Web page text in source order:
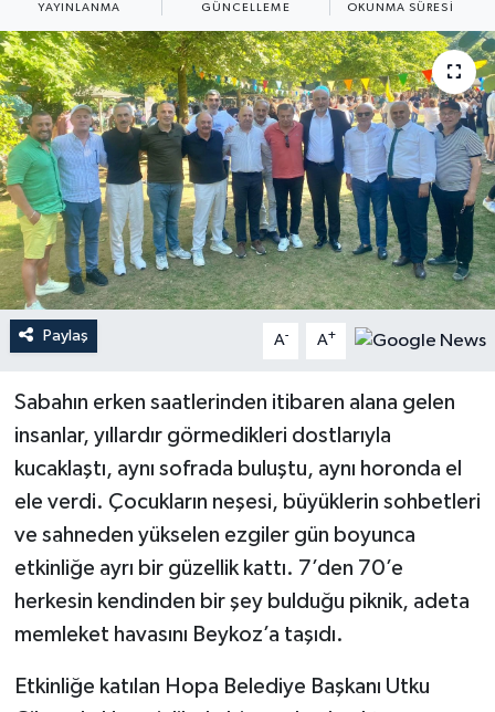
YAYINLANMA GÜNCELLEME OKUNMA SÜRESI
Paylaş A- A+
Sabahın erken saatlerinden itibaren alana gelen
insanlar, yıllardır görmedikleri dostlarıyla
kucaklaştı, aynı sofrada buluştu, aynı horonda el
ele verdi. Çocukların neşesi, büyüklerin sohbetleri
ve sahneden yükselen ezgiler gün boyunca
etkinliğe ayrı bir güzellik kattı. 7’den 70’e
herkesin kendinden bir şey bulduğu piknik, adeta
memleket havasını Beykoz’a taşıdı.
Etkinliğe katılan Hopa Belediye Başkanı Utku